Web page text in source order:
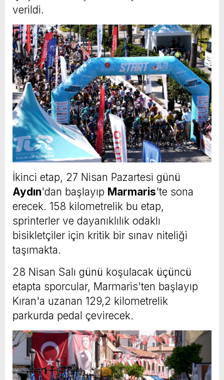
verildi.
İkinci etap, 27 Nisan Pazartesi günü
Aydın'dan başlayıp Marmaris'te sona
erecek. 158 kilometrelik bu etap,
sprinterler ve dayanıklılık odaklı
bisikletçiler için kritik bir sınav niteliği
taşımakta.
28 Nisan Salı günü koşulacak üçüncü
etapta sporcular, Marmaris'ten başlayıp
Kıran'a uzanan 129,2 kilometrelik
parkurda pedal çevirecek.